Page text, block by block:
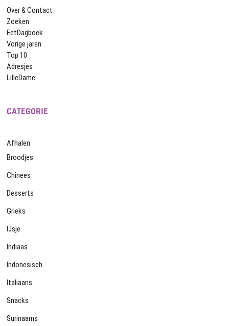
Over & Contact
Zoeken
EetDagboek
Vorige jaren
Top 10
Adresjes
LilleDame
CATEGORIE
Afhalen
Broodjes
Chinees
Desserts
Grieks
IJsje
Indiaas
Indonesisch
Italiaans
Snacks
Surinaams